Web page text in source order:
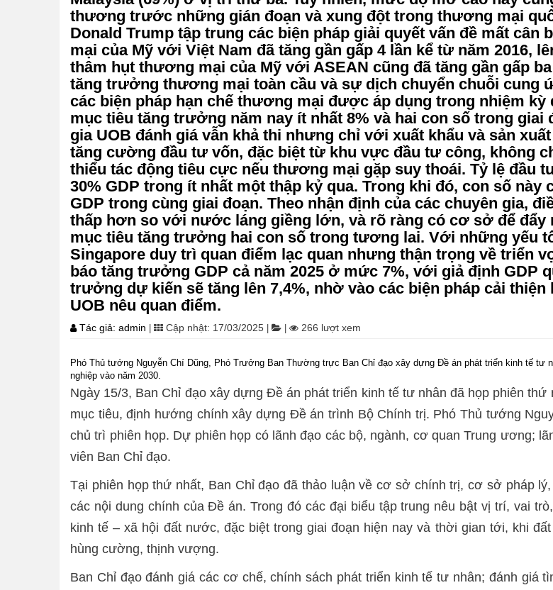
thương trước những gián đoạn và xung đột trong thương mại
Donald Trump tập trung các biện pháp giải quyết vấn đề mất
mại của Mỹ với Việt Nam đã tăng gần gấp 4 lần kể từ năm 2016,
thâm hụt thương mại của Mỹ với ASEAN cũng đã tăng gần gấp
tăng trưởng thương mại toàn cầu và sự dịch chuyển chuỗi cung
các biện pháp hạn chế thương mại được áp dụng trong nhiệm kỳ
mục tiêu tăng trưởng năm nay ít nhất 8% và hai con số trong giai
gia UOB đánh giá vẫn khả thi nhưng chỉ với xuất khẩu và sản
tăng cường đầu tư vốn, đặc biệt từ khu vực đầu tư công, không
thiểu tác động tiêu cực nếu thương mại gặp suy thoái. Tỷ lệ đầu
30% GDP trong ít nhất một thập kỷ qua. Trong khi đó, con số này
GDP trong cùng giai đoạn. Theo nhận định của các chuyên gia,
thấp hơn so với nước láng giềng lớn, và rõ ràng có cơ sở để đẩy
mục tiêu tăng trưởng hai con số trong tương lai. Với những yếu
Singapore duy trì quan điểm lạc quan nhưng thận trọng về triển
báo tăng trưởng GDP cả năm 2025 ở mức 7%, với giả định GDP
trưởng dự kiến sẽ tăng lên 7,4%, nhờ vào các biện pháp cải thiện
UOB nêu quan điểm.
Tác giả: admin Cập nhật: 17/03/2025 266 lượt xem
Phó Thủ tướng Nguyễn Chí Dũng, Phó Trưởng Ban Thường trực Ban Chỉ đạo xây dựng Đề án phát triển kinh tế tư
nghiệp vào năm 2030.
Ngày 15/3, Ban Chỉ đạo xây dựng Đề án phát triển kinh tế tư nhân đã họp phiên
mục tiêu, định hướng chính xây dựng Đề án trình Bộ Chính trị. Phó Thủ tướng
chủ trì phiên họp. Dự phiên họp có lãnh đạo các bộ, ngành, cơ quan Trung ương;
viên Ban Chỉ đạo.
Tại phiên họp thứ nhất, Ban Chỉ đạo đã thảo luận về cơ sở chính trị, cơ sở pháp
các nội dung chính của Đề án. Trong đó các đại biểu tập trung nêu bật vị trí, vai
kinh tế – xã hội đất nước, đặc biệt trong giai đoạn hiện nay và thời gian tới, khi
hùng cường, thịnh vượng.
Ban Chỉ đạo đánh giá các cơ chế, chính sách phát triển kinh tế tư nhân; đánh giá